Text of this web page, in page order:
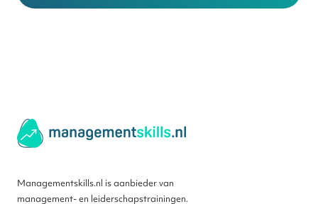
Managementskills.nl is aanbieder van
management- en leiderschapstrainingen.